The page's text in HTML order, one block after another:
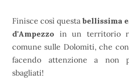
Finisce così questa bellissima
d'Ampezzo in un territorio
comune sulle Dolomiti, che
facendo attenzione a non
sbagliati!